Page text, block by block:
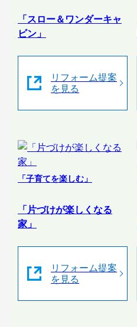
「スロー＆ワンダーキャ
ビン」
リフォーム提案
を見る
「子育てを楽しむ」
「片づけが楽しくなる
家」
リフォーム提案
を見る